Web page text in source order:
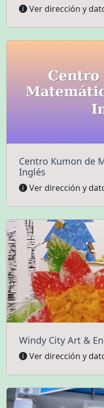
Ver dirección y
Centro Kumon de
Inglés
Ver dirección y
Windy City Art &
Ver dirección y